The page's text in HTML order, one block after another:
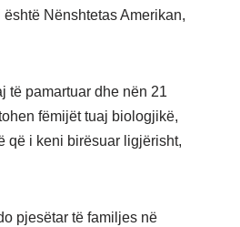
Nënshtetas Amerikan,
të pamartuar dhe nën 21
fëmijët tuaj biologjikë,
që i keni birësuar ligjërisht,
pjesëtar të familjes në